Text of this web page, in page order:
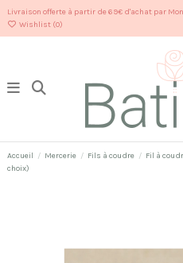
Livraison offerte à partir de 69€ d'achat par
Wishlist (0)
Accueil Mercerie Fils à coudre
Fil à
choix)